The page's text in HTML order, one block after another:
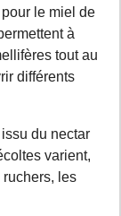
le miel de
à
tout au
différents
du nectar
varient,
les